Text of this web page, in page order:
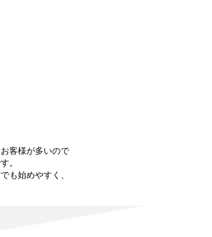
客様が多いので
。
も始めやすく、